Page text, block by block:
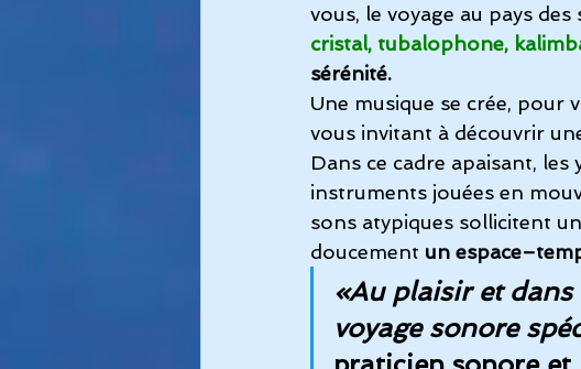
vous, le voyage au pays
cristal, tubalophone,
sérénité.
Une musique se crée, pour
vous invitant à découvrir
Dans ce cadre apaisant, les
instruments jouées en
sons atypiques sollicitent
doucement un
«Au plaisir et
voyage sonore